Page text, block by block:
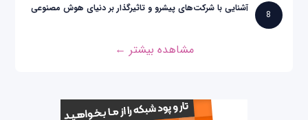
8
آشنایی با شرکت‌های پیشرو و تاثیرگذار بر دنیای هوش مصنوعی
مشاهده بیشتر ←